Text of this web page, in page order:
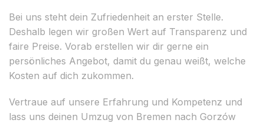
Bei uns steht dein Zufriedenheit an erster Stelle.
Deshalb legen wir großen Wert auf Transparenz und
faire Preise. Vorab erstellen wir dir gerne ein
persönliches Angebot, damit du genau weißt, welche
Kosten auf dich zukommen.
Vertraue auf unsere Erfahrung und Kompetenz und
lass uns deinen Umzug von Bremen nach Gorzów